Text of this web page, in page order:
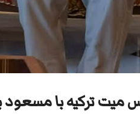
میت ترکیه با مسعود